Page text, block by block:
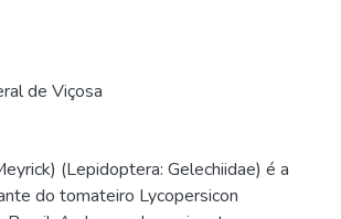
de Viçosa
(Lepidoptera: Gelechiidae) é a
do tomateiro Lycopersicon